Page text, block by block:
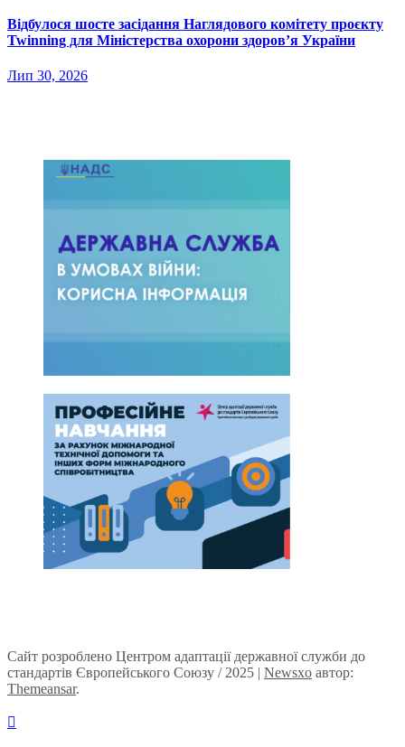
Відбулося шосте засідання Наглядового комітету проєкту
Twinning для Міністерства охорони здоров’я України
Лип 30, 2026
Сайт розроблено Центром адаптації державної служби до
стандартів Європейського Союзу / 2025 | Newsxo автор:
Themeansar.